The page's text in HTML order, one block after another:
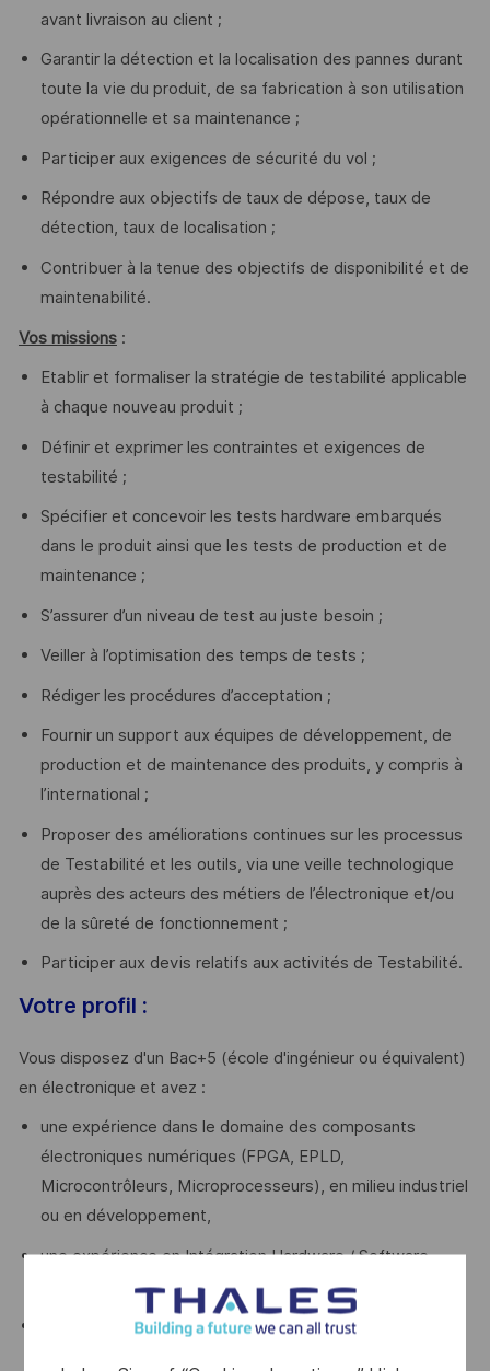
avant livraison au client ;
Garantir la détection et la localisation des pannes durant
toute la vie du produit, de sa fabrication à son utilisation
opérationnelle et sa maintenance ;
Participer aux exigences de sécurité du vol ;
Répondre aux objectifs de taux de dépose, taux de
détection, taux de localisation ;
Contribuer à la tenue des objectifs de disponibilité et de
maintenabilité.
Vos missions:
Etablir et formaliser la stratégie de testabilité applicable
à chaque nouveau produit ;
Définir et exprimer les contraintes et exigences de
testabilité ;
Spécifier et concevoir les tests hardware embarqués
dans le produit ainsi que les tests de production et de
maintenance ;
S’assurer d’un niveau de test au juste besoin ;
Veiller à l’optimisation des temps de tests ;
Rédiger les procédures d’acceptation ;
Fournir un support aux équipes de développement, de
production et de maintenance des produits, y compris à
l’international ;
Proposer des améliorations continues sur les processus
de Testabilité et les outils, via une veille technologique
auprès des acteurs des métiers de l’électronique et/ou
de la sûreté de fonctionnement ;
Participer aux devis relatifs aux activités de Testabilité.
Votre profil :
Vous disposez d'un Bac+5 (école d'ingénieur ou équivalent)
en électronique et avez :
une expérience dans le domaine des composants
électroniques numériques (FPGA, EPLD,
Microcontrôleurs, Microprocesseurs), en milieu industriel
ou en développement,
une expérience en Intégration Hardware / Software
et/ou de vérification (IVV produits et cartes),
une connaissance des processus d’ingénierie produit